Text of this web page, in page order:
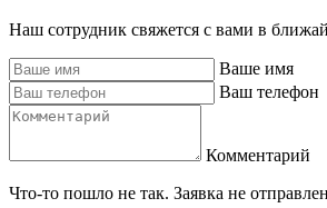
Наш сотрудник свяжется с вами в
Ваше имя
Ваш телефон
Комментарий
Что-то пошло не так. Заявка не